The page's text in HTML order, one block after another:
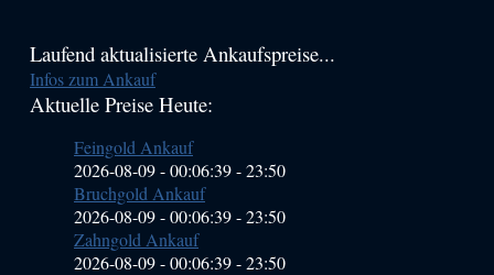
Haupt-
Sidebar
Laufend aktualisierte Ankaufspreise...
Infos zum Ankauf
Aktuelle Preise Heute:
Feingold Ankauf
2026-08-09 - 00:06:39-23:50
Bruchgold Ankauf
2026-08-09 - 00:06:39-23:50
Zahngold Ankauf
2026-08-09 - 00:06:39-23:50